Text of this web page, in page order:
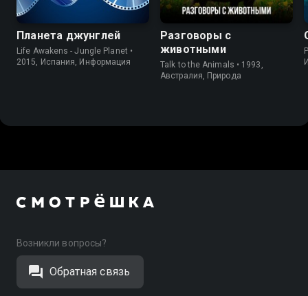
Планета джунглей
Life Awakens - Jungle Planet •
2015, Испания, Информация
Разговоры с
животными
Talk to the Animals • 1993,
Австралия, Природа
Возникли вопросы?
Обратная связь